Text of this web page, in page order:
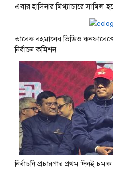
এবার হাসিনার মিথ্যাচারে সামিল
তারেক রহমানের ভিডিও
নির্বাচন কমিশন
নির্বাচনি প্রচারণার প্রথম দিনই